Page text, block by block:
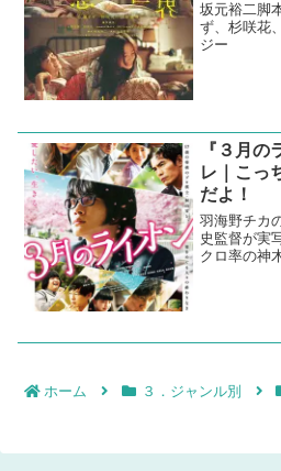
坂元裕二脚
ず、杉咲花
ジー
『３月
レ｜こっ
だよ！
羽海野チカ
史監督が実
クロ率の神
ホーム ３．ジャンル別